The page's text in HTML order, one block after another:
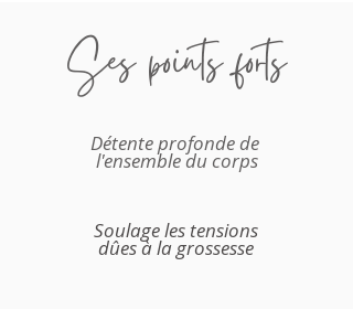
Ses points forts
Détente profonde de
l'ensemble du corps
Soulage les tensions
dûes à la grossesse